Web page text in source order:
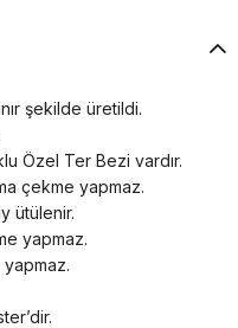
şekilde üretildi.
Özel Ter Bezi vardır.
çekme yapmaz.
ütülenir.
yapmaz.
yapmaz.